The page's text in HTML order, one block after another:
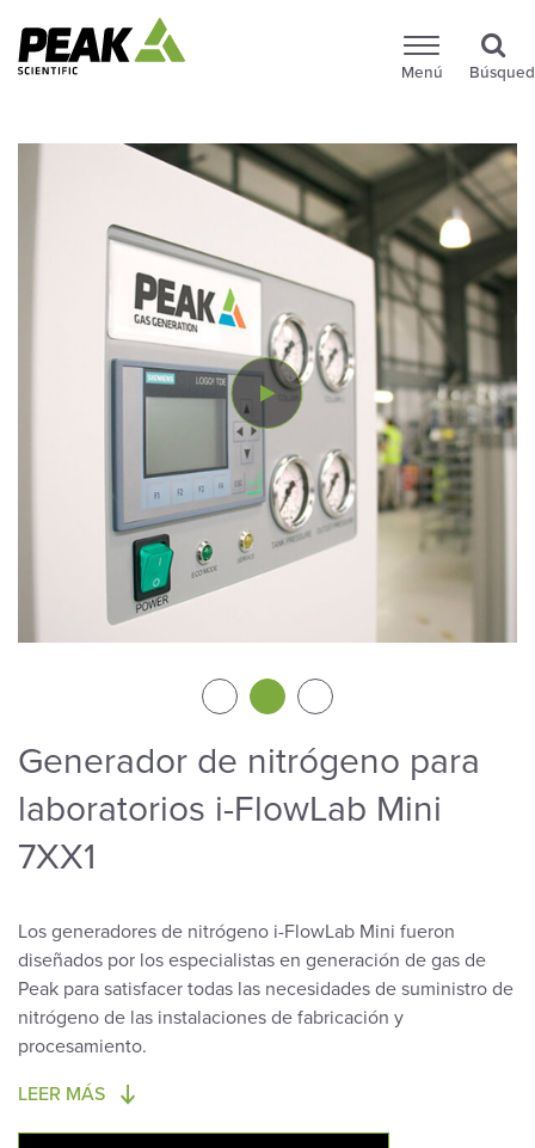
Menú
Generador de nitrógeno para
laboratorios i-FlowLab Mini
7XX1
Los generadores de nitrógeno i-FlowLab Mini fueron
diseñados por los especialistas en generación de gas de
Peak para satisfacer todas las necesidades de suministro de
nitrógeno de las instalaciones de fabricación y
procesamiento.
LEER MÁS